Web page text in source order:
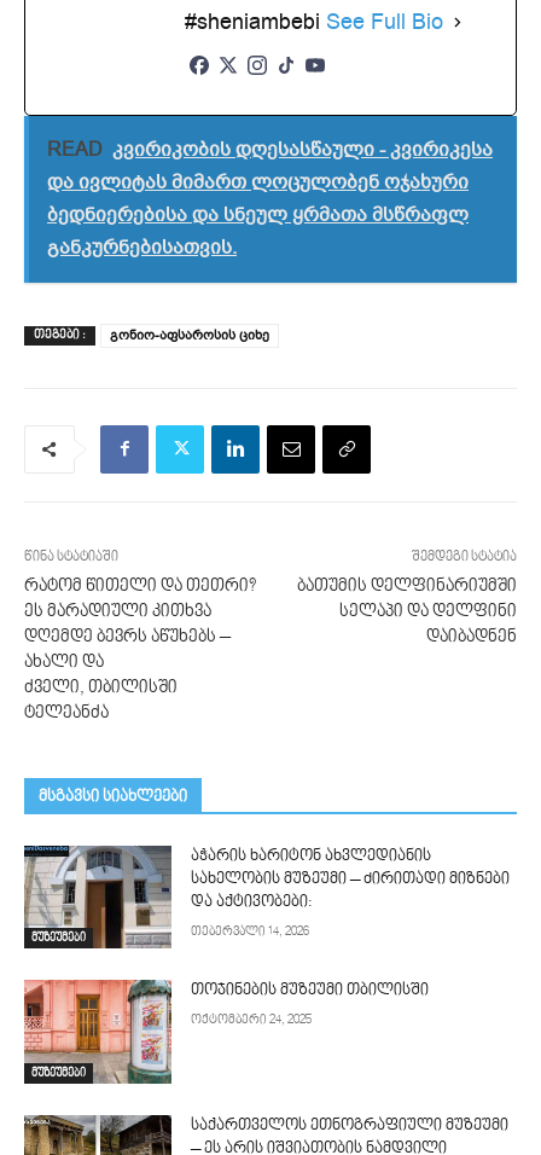
#sheniambebi See Full Bio
READ კვირიკობის დღესასწაული - კვირიკესა
და ივლიტას მიმართ ლოცულობენ ოჯახური
ბედნიერებისა და სნეულ ყრმათა მსწრაფლ
განკურნებისათვის.
ᲗᲔᲒᲔᲑᲘ : გონიო-აფსაროსის ციხე
წინა სტატიაში
რატომ წითელი და თეთრი?
ეს მარადიული კითხვა
დღემდე ბევრს აწუხებს –
ახალი და
ძველი, თბილისში
ტელეანძა
შემდეგი სტატია
ბათუმის დელფინარიუმში
სელაპი და დელფინი
დაიბადნენ
მსგავსი სიახლეები
მუზეუმები
აჭარის ხარიტონ ახვლედიანის
სახელობის მუზეუმი – ძირითადი მიზნები
და აქტივობები:
თებერვალი 14, 2026
მუზეუმები
თოჯინების მუზეუმი თბილისში
ოქტომბერი 24, 2025
საქართველოს ეთნოგრაფიული მუზეუმი
– ეს არის იშვიათობის ნამდვილი